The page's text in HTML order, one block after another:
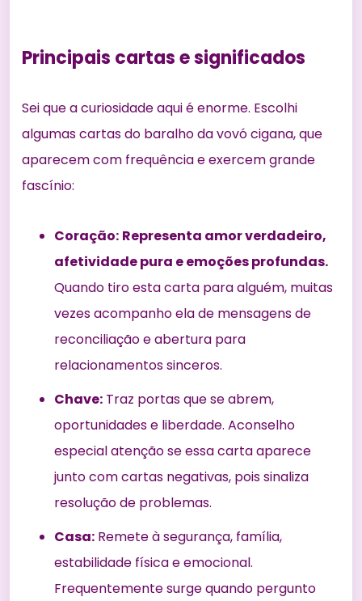
Principais cartas e significados
Sei que a curiosidade aqui é enorme. Escolhi
algumas cartas do baralho da vovó cigana, que
aparecem com frequência e exercem grande
fascínio:
Coração: Representa amor verdadeiro,
afetividade pura e emoções profundas.
Quando tiro esta carta para alguém, muitas
vezes acompanho ela de mensagens de
reconciliação e abertura para
relacionamentos sinceros.
Chave: Traz portas que se abrem,
oportunidades e liberdade. Aconselho
especial atenção se essa carta aparece
junto com cartas negativas, pois sinaliza
resolução de problemas.
Casa: Remete à segurança, família,
estabilidade física e emocional.
Frequentemente surge quando pergunto